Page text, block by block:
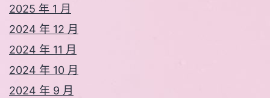
2025 年 1 月
2024 年 12 月
2024 年 11 月
2024 年 10 月
2024 年 9 月